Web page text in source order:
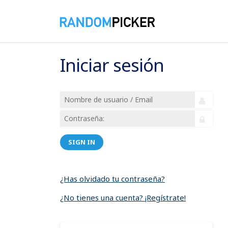
Iniciar sesión
SIGN IN
¿Has olvidado tu contraseña?
¿No tienes una cuenta? ¡Regístrate!